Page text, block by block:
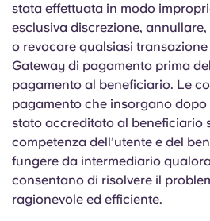
stata effettuata in modo
esclusiva discrezione,
o revocare qualsiasi
Gateway di pagamento prima
pagamento al beneficiario. Le
pagamento che insorgano
stato accreditato al beneficiario
competenza dell’utente e del
fungere da intermediario
consentano di risolvere il
ragionevole ed efficiente.